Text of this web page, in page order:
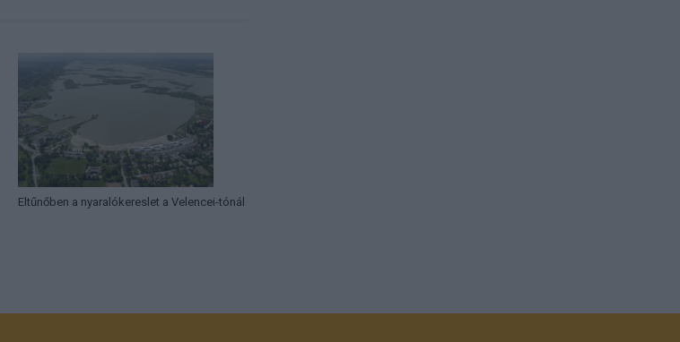
Eltűnőben a nyaralókereslet a Velencei-tónál